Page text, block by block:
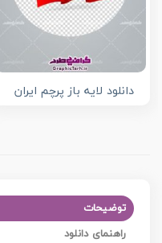
دانلود لایه باز پرچم ایران
توضیحات
راهنمای دانلود